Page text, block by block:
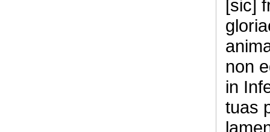
[sic]
non
in
tuas